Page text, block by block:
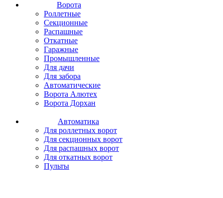
Ворота
Роллетные
Секционные
Распашные
Откатные
Гаражные
Промышленные
Для дачи
Для забора
Автоматические
Ворота Алютех
Ворота Дорхан
Автоматика
Для роллетных ворот
Для секционных ворот
Для распашных ворот
Для откатных ворот
Пульты